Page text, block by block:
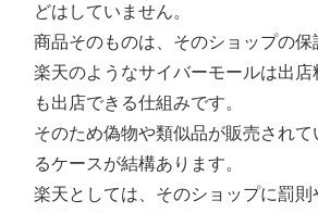
どはしていません。
商品そのものは、そのショップの保
楽天のようなサイバーモールは出
も出店できる仕組みです。
そのため偽物や類似品が販売され
るケースが結構あります。
楽天としては、そのショップに罰